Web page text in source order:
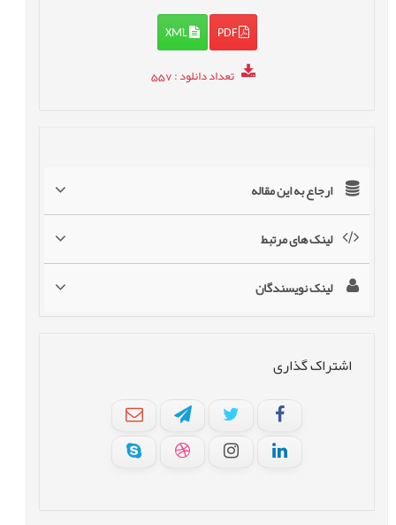
PDF
XML
تعداد دانلود: 557
ارجاع به این مقاله
لینک های مرتبط
لینک نویسندگان
اشتراک گذاری